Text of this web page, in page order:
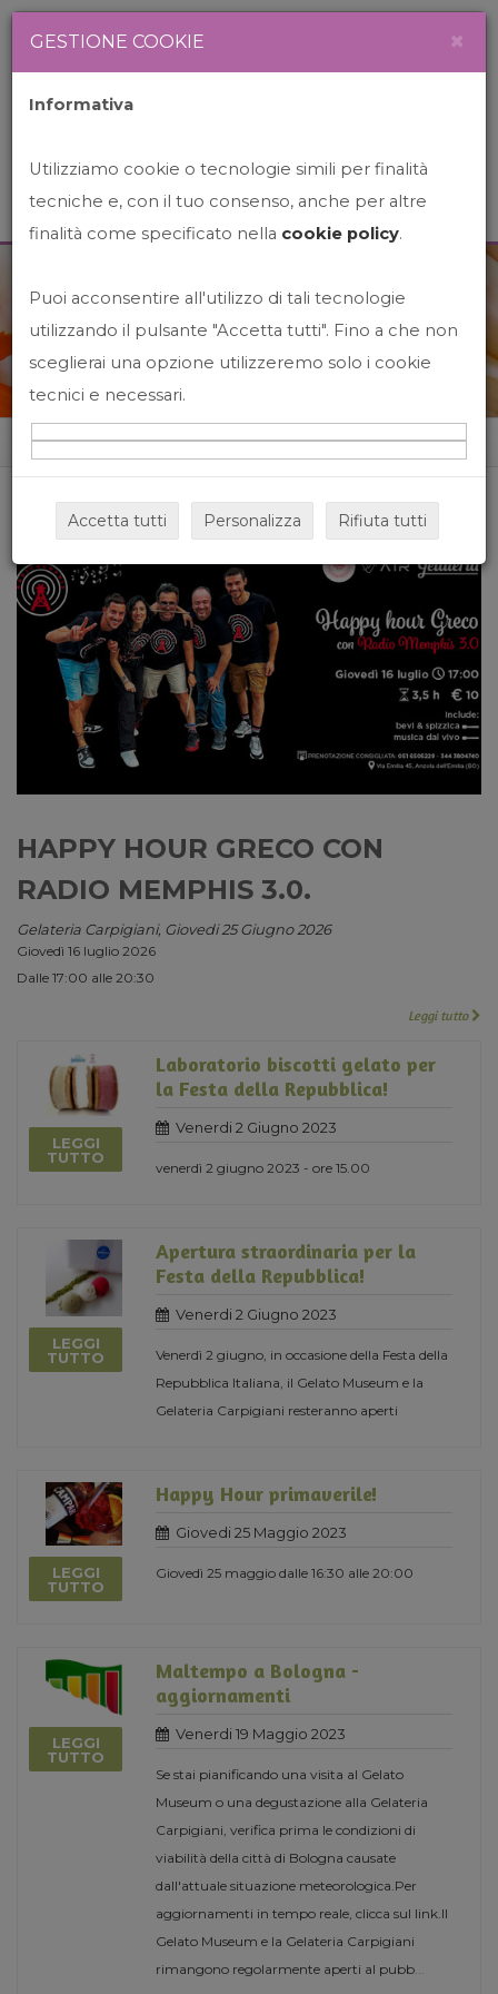
News&Events
Home News&events
HAPPY HOUR GRECO CON
RADIO MEMPHIS 3.0.
Gelateria Carpigiani, Giovedi 25 Giugno 2026
Giovedì 16 luglio 2026
Dalle 17:00 alle 20:30
Leggi tutto
LEGGI
TUTTO
Laboratorio biscotti gelato per
la Festa della Repubblica!
Venerdi 2 Giugno 2023
venerdì 2 giugno 2023 - ore 15.00
LEGGI
TUTTO
Apertura straordinaria per la
Festa della Repubblica!
Venerdi 2 Giugno 2023
Venerdì 2 giugno, in occasione della Festa della
Repubblica Italiana, il Gelato Museum e la
Gelateria Carpigiani resteranno aperti
LEGGI
TUTTO
Happy Hour primaverile!
Giovedi 25 Maggio 2023
Giovedì 25 maggio dalle 16:30 alle 20:00
LEGGI
TUTTO
Maltempo a Bologna -
aggiornamenti
Venerdi 19 Maggio 2023
Se stai pianificando una visita al Gelato
Museum o una degustazione alla Gelateria
Carpigiani, verifica prima le condizioni di
viabilità della città di Bologna causate
dall'attuale situazione meteorologica.Per
aggiornamenti in tempo reale, clicca sul link.Il
Gelato Museum e la Gelateria Carpigiani
rimangono regolarmente aperti al pubb...
GESTIONE COOKIE ×
Informativa
Utilizziamo cookie o tecnologie simili per finalità
tecniche e, con il tuo consenso, anche per altre
finalità come specificato nella cookie policy.
Puoi acconsentire all'utilizzo di tali tecnologie
utilizzando il pulsante "Accetta tutti". Fino a che non
sceglierai una opzione utilizzeremo solo i cookie
tecnici e necessari.
Accetta tutti Personalizza Rifiuta tutti